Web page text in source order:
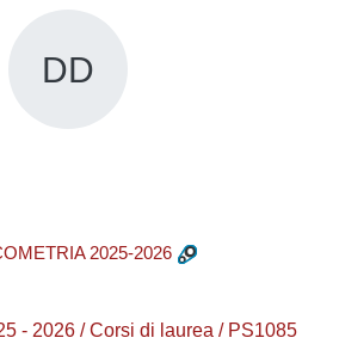
DD
2025-2026
- 2026 / Corsi di laurea / PS1085